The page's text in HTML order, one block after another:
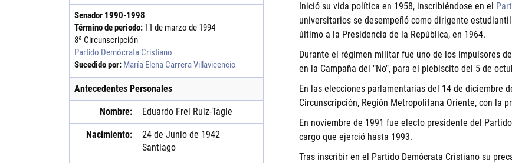
Senador 1990-1998
Término de periodo: 11 de marzo de 1994
8ª Circunscripción
Partido Demócrata Cristiano
Sucedido por: María Elena Carrera Villavicencio
Antecedentes Personales
Nombre: Eduardo Frei Ruiz-Tagle
Nacimiento:
24 de Junio de 1942
Santiago
Inició su vida política en 1958, inscribiéndose en el
universitarios se desempeñó como dirigente
último a la Presidencia de la República, en 1964.
Durante el régimen militar fue uno de los impulsores
en la Campaña del "No", para el plebiscito del 5 de
En las elecciones parlamentarias del 14 de diciembre
Circunscripción, Región Metropolitana Oriente, con la
En noviembre de 1991 fue electo presidente del
cargo que ejerció hasta 1993.
Tras inscribir en el Partido Demócrata Cristiano su